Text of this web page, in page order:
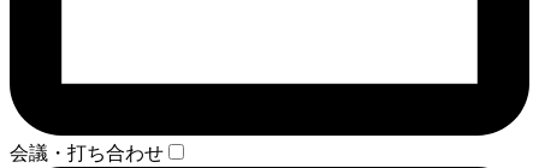
会議・打ち合わせ